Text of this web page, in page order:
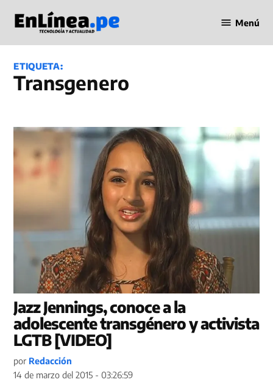
contenido
en Línea
Menú
ETIQUETA:
transgenero
Jazz Jennings, conoce a la
adolescente transgénero y activista
LGTB [VIDEO]
por Redacción
14 de marzo del 2015 - 03:26:59